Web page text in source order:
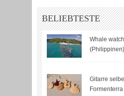
BELIEBTESTE
Whale
(Philippinen)
Gitarre
Formenterra